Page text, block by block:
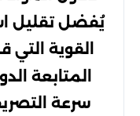
يُفضل تقليل
القوية التي
المتابعة
سرعة